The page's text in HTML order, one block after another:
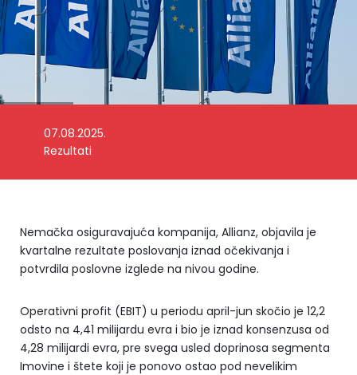
07.08.2025.
Rezultati
Nemačka osiguravajuća kompanija, Allianz, objavila je
kvartalne rezultate poslovanja iznad očekivanja i
potvrdila poslovne izglede na nivou godine.
Operativni profit (EBIT) u periodu april-jun skočio je 12,2
odsto na 4,41 milijardu evra i bio je iznad konsenzusa od
4,28 milijardi evra, pre svega usled doprinosa segmenta
Imovine i štete koji je ponovo ostao pod nevelikim